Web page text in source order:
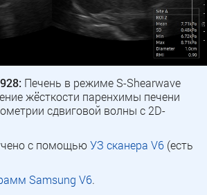
Печень в режиме S-Shearwave
жёсткости паренхимы печени
сдвиговой волны с 2D-
с помощьюУЗ сканера V6 (есть
Samsung V6.